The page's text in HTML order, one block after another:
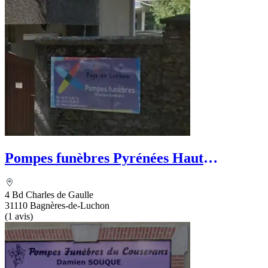
Pompes funèbres Pyrénées Haut
4 Bd Charles de Gaulle
31110 Bagnères-de-Luchon
(1 avis)